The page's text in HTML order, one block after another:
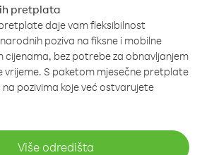
pretplata
daje vam fleksibilnost
poziva na fiksne i mobilne
cijenama, bez potrebe za obnavljanjem
vrijeme. S paketom mjesečne pretplate
pozivima koje već ostvarujete
Više odredišta